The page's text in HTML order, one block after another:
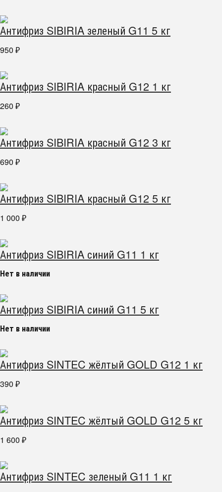
Антифриз SIBIRIA зеленый G11 5 кг
950 ₽
Антифриз SIBIRIA красный G12 1 кг
260 ₽
Антифриз SIBIRIA красный G12 3 кг
690 ₽
Антифриз SIBIRIA красный G12 5 кг
1 000 ₽
Антифриз SIBIRIA синий G11 1 кг
Нет в наличии
Антифриз SIBIRIA синий G11 5 кг
Нет в наличии
Антифриз SINTEC жёлтый GOLD G12 1 кг
390 ₽
Антифриз SINTEC жёлтый GOLD G12 5 кг
1 600 ₽
Антифриз SINTEC зеленый G11 1 кг